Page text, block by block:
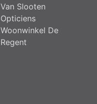
Van Slooten
Opticiens
Woonwinkel De
Regent